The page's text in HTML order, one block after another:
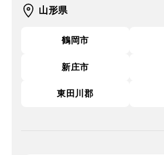
山形県
鶴岡市
新庄市
東田川郡